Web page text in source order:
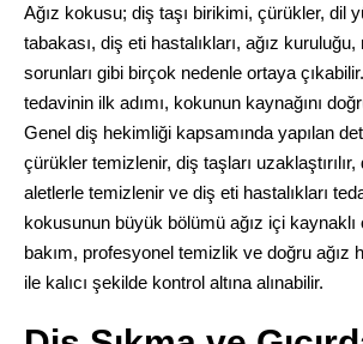
Ağız kokusu; diş taşı birikimi, çürükler, dil
tabakası, diş eti hastalıkları, ağız
sorunları gibi birçok nedenle ortaya
tedavinin ilk adımı, kokunun kaynağını
Genel diş hekimliği kapsamında yapılan
çürükler temizlenir, diş taşları
aletlerle temizlenir ve diş eti hastalıkları
kokusunun büyük bölümü ağız içi
bakım, profesyonel temizlik ve doğru ağız
ile kalıcı şekilde kontrol altına alınabilir.